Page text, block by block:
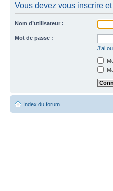
Vous devez vous inscrire
Nom d’utilisateur :
Mot de passe :
J’ai
Index du forum